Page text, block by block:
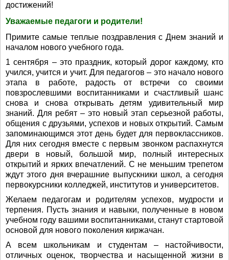
достижений!
Уважаемые педагоги и родители!
Примите самые теплые поздравления с Днем знаний и
началом нового учебного года.
1 сентября – это праздник, который дорог каждому, кто
учился, учится и учит. Для педагогов – это начало нового
этапа в работе, радость от встречи со своими
повзрослевшими воспитанниками и счастливый шанс
снова и снова открывать детям удивительный мир
знаний. Для ребят – это новый этап серьезной работы,
общения с друзьями, успехов и новых открытий. Са­мым
запоминающимся этот день будет для первоклассников.
Для них сего­дня вместе с первым звонком распахнутся
двери в новый, большой мир, пол­ный интересных
открытий и ярких впечатлений. С не меньшим трепетом
ждут этого дня вчерашние выпускники школ, а сегодня
первокурсники кол­леджей, институтов и университетов.
Желаем педагогам и родителям успехов, мудрости и
терпения. Пусть знания и навыки, полученные в новом
учебном году вашими воспитанни­ками, станут стартовой
основой для нового поколения киржачан.
А всем школьникам и студентам – настойчивости,
отличных оценок, творчества и насыщенной жизни в